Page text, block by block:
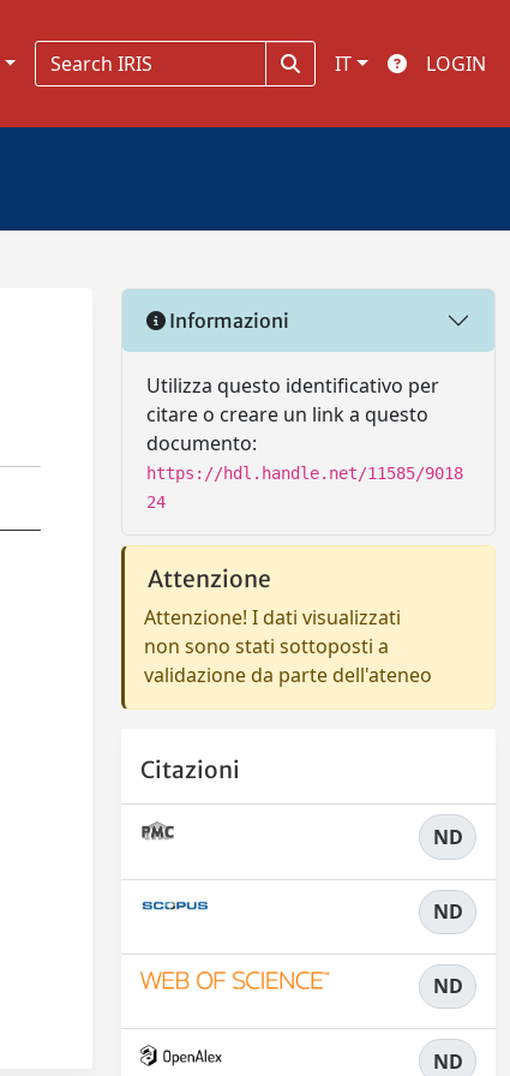
IT LOGIN
Informazioni
Utilizza questo identificativo per
citare o creare un link a questo
documento:
https://hdl.handle.net/11585/9018
24
Attenzione
Attenzione! I dati visualizzati
non sono stati sottoposti a
validazione da parte dell'ateneo
Citazioni
ND
ND
ND
ND